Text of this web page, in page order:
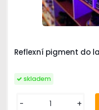
Reflexní pigment do
skladem
- +